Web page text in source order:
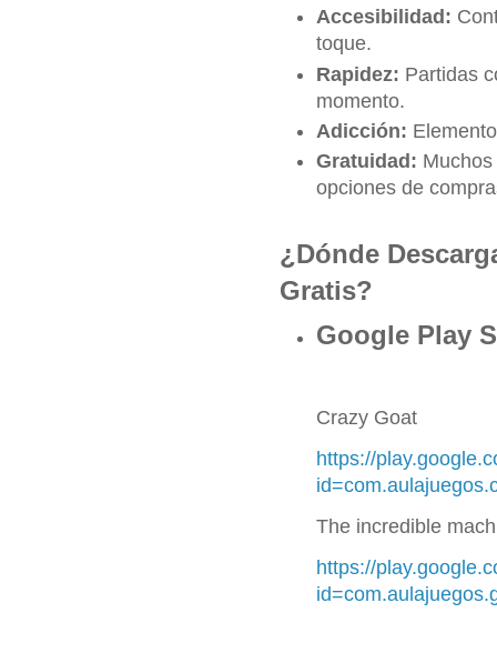
Accesibilidad:
toque.
Rapidez: Partidas
momento.
Adicción:
Gratuidad:
opciones de
¿Dónde
Gratis?
Google Play
Crazy Goat
https://
The incredible
https://